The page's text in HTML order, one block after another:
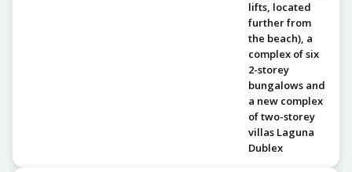
lifts, located
further from
the beach), a
complex of six
2-storey
bungalows and
a new complex
of two-storey
villas Laguna
Dublex